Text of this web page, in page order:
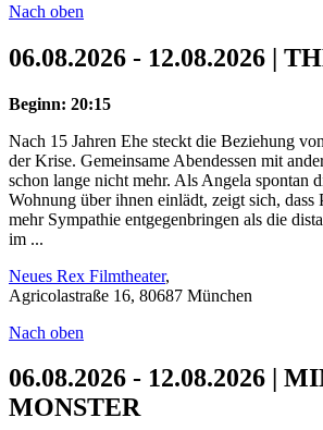
Nach oben
06.08.2026 - 12.08.2026 |
Beginn: 20:15
Nach 15 Jahren Ehe steckt die Beziehung
der Krise. Gemeinsame Abendessen mit
schon lange nicht mehr. Als Angela spontan
Wohnung über ihnen einlädt, zeigt sich,
mehr Sympathie entgegenbringen als die
im ...
Neues Rex Filmtheater,
Agricolastraße 16, 80687 München
Nach oben
06.08.2026 - 12.08.2026 |
MONSTER